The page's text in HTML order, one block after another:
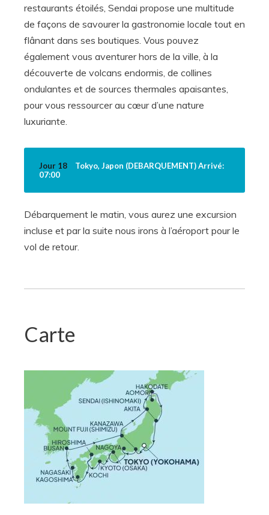
restaurants étoilés, Sendai propose une multitude
de façons de savourer la gastronomie locale tout en
flânant dans ses boutiques. Vous pouvez
également vous aventurer hors de la ville, à la
découverte de volcans endormis, de collines
ondulantes et de sources thermales apaisantes,
pour vous ressourcer au cœur d’une nature
luxuriante.
Jour 18
Tokyo, Japon (DEBARQUEMENT) Arrivé:
07:00
Débarquement le matin, vous aurez une excursion
incluse et par la suite nous irons à l’aéroport pour le
vol de retour.
Carte